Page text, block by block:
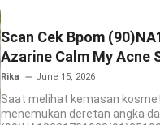
Scan Cek Bpom
Azarine Calm My Acne
SPF 35
Rika June 15, 2026
Saat melihat kemasan
menemukan deretan angka